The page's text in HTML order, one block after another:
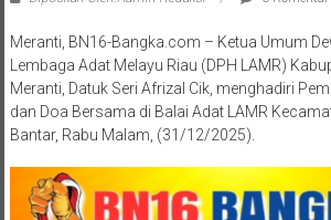
Meranti, BN16-Bangka.com – Ketua Umum
Lembaga Adat Melayu Riau (DPH LAMR)
Meranti, Datuk Seri Afrizal Cik, menghadiri
dan Doa Bersama di Balai Adat LAMR
Bantar, Rabu Malam, (31/12/2025).